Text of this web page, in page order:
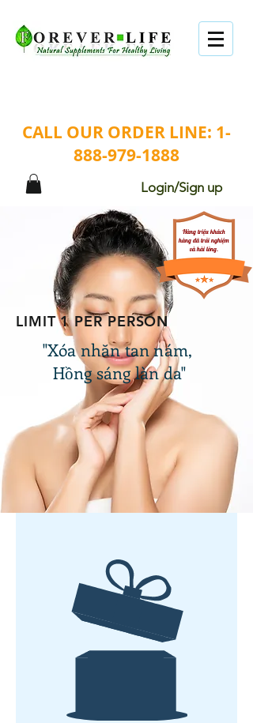
CALL OUR ORDER LINE: 1-
888-979-1888
Login/Sign up
Hàng triệu khách
hàng đã trải nghiệm
và hài lòng.
LIMIT 1 PER PERSON
"Xóa nhăn tan nám,
Hồng sáng làn da"